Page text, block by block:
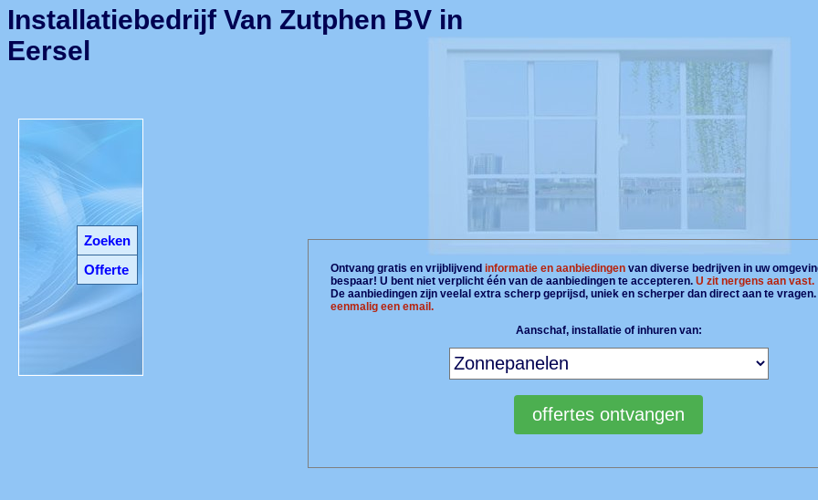
Zoeken
Offerte
Installatiebedrijf Van Zutphen BV in
Eersel
Ontvang gratis en vrijblijvend informatie en aanbiedingenvan diverse bedrijven in uw
bespaar! U bent niet verplicht één van de aanbiedingen te accepteren. U zit nergens aan vast.
De aanbiedingen zijn veelal extra scherp geprijsd, uniek en scherper dan direct aan te vragen.
eenmalig een email.
Aanschaf, installatie of inhuren van: